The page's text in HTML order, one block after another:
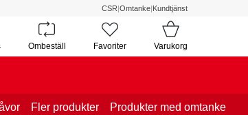
CSR|Omtanke|Kundtjänst
Ombeställ Favoriter Varukorg
Fler produkter Produkter med omtanke